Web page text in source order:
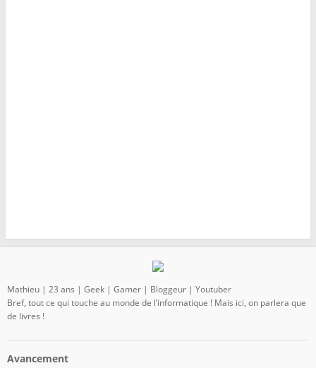
Mathieu | 23 ans | Geek | Gamer | Bloggeur | Youtuber
Bref, tout ce qui touche au monde de l’informatique ! Mais ici, on parlera que
de livres !
Avancement